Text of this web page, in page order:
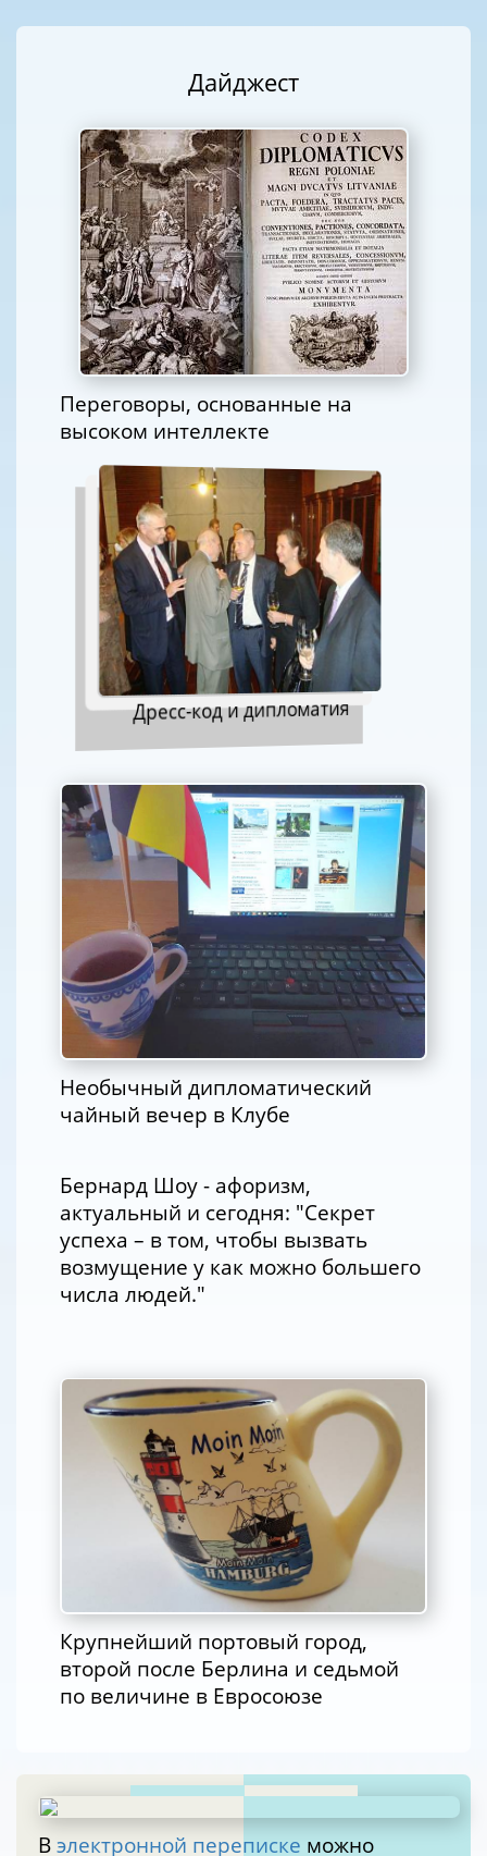
Дайджест
Переговоры, основанные на
высоком интеллекте
Дресс-код и дипломатия
Необычный дипломатический
чайный вечер в Клубе
Бернард Шоу - афоризм,
актуальный и сегодня: "Секрет
успеха – в том, чтобы вызвать
возмущение у как можно большего
числа людей."
Крупнейший портовый город,
второй после Берлина и седьмой
по величине в Евросоюзе
В электронной переписке можно